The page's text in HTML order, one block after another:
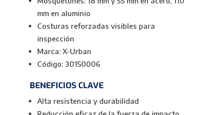
mm en aluminio
Costuras reforzadas visibles para
inspección
Marca: X-Urban
Código: 30150006
BENEFICIOS CLAVE
Alta resistencia y durabilidad